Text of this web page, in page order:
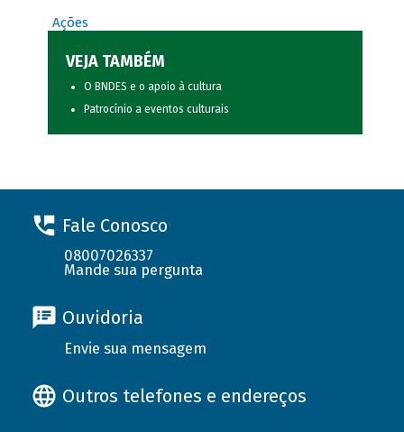
Ações
VEJA TAMBÉM
O BNDES e o apoio à cultura
Patrocínio a eventos culturais
Fale Conosco
08007026337
Mande sua pergunta
Ouvidoria
Envie sua mensagem
Outros telefones e endereços